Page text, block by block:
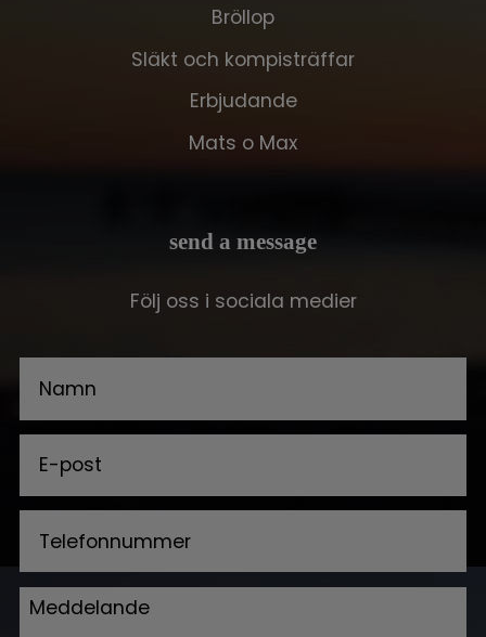
Bröllop
Släkt och kompisträffar
Erbjudande
Mats o Max
send a message
Följ oss i sociala medier